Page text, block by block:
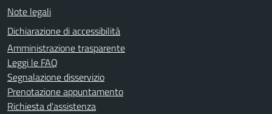
Note legali
Dichiarazione di accessibilità
Amministrazione trasparente
Leggi le FAQ
Segnalazione disservizio
Prenotazione appuntamento
Richiesta d'assistenza